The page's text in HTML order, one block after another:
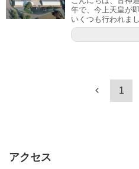
年で、今上天皇が
いくつも行われま
1
アクセス